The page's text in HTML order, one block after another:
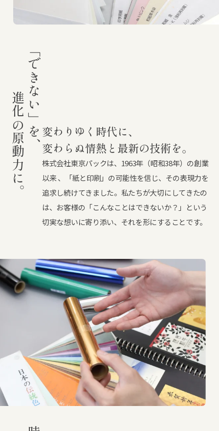
「できない」を、
進化の原動力に。
変わりゆく時代に、
変わらぬ情熱と最新の技術を。
株式会社東京パックは、1963年（昭和38年）の創業
以来 、「紙と印刷」の可能性を信じ、その表現力を
追求し続けてきました。私たちが大切にしてきたの
は、お客様の「こんなことはできないか？」という
切実な想いに寄り添い、それを形にすることです。